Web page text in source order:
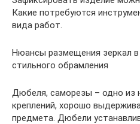
Какие потребуются
вида работ.
Нюансы размещения зеркал в
стильного обрамления
Дюбеля, саморезы – одно из
креплений, хорошо
предмета. Дюбели